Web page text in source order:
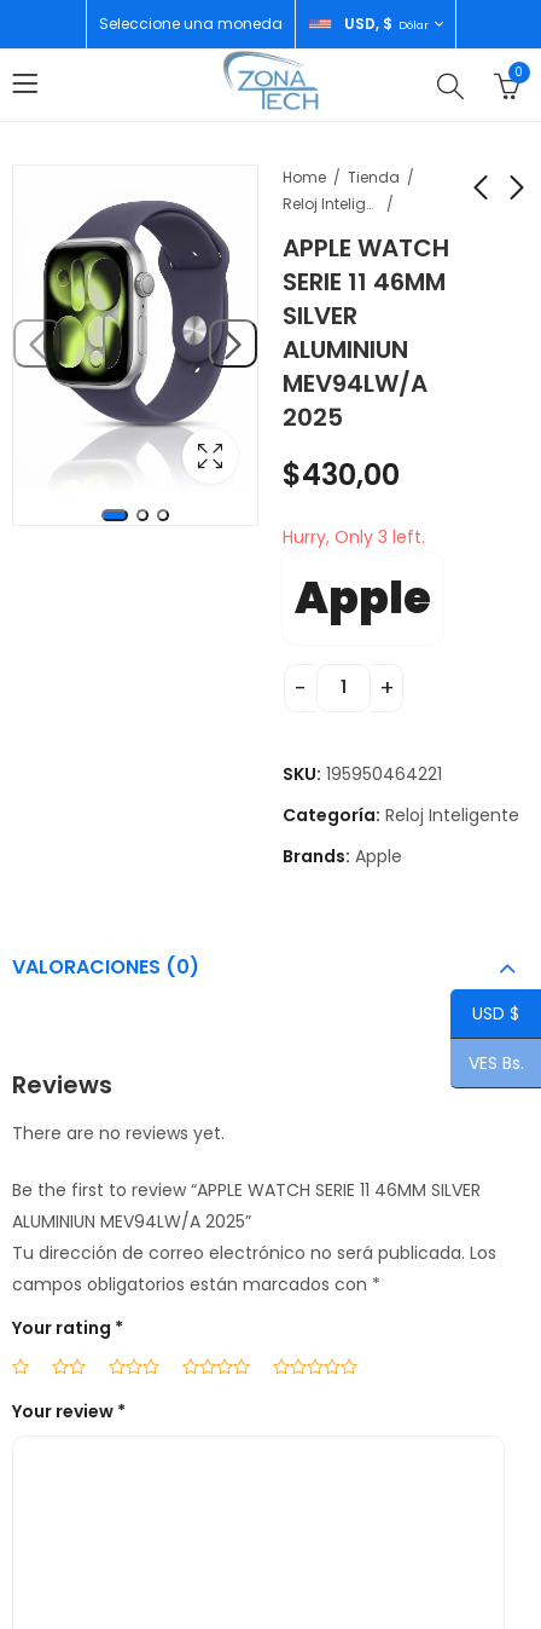
Seleccione una moneda USD, $ Dólar
0
Home
Tienda
Reloj Inteligente
APPLE WATCH
SERIE 11 46MM
SILVER
ALUMINIUN
MEV94LW/A
2025
WATCH AMOLED
FORERUNNER 55
WHITE
$220,00
256GB COSMIC
$430,00
Hurry, Only 3 left.
Apple
SKU: 195950464221
Categoría: Reloj Inteligente
Brands: Apple
VALORACIONES (0)
Reviews
There are no reviews yet.
Be the first to review “APPLE WATCH SERIE 11 46MM SILVER
ALUMINIUN MEV94LW/A 2025”
Tu dirección de correo electrónico no será publicada. Los
campos obligatorios están marcados con *
Your rating *
Your review *
USD $
VES Bs.